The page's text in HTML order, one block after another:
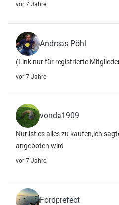
vor 7 Jahre
Andreas Pöhl
(Link nur für registrierte
vor 7 Jahre
vonda1909
Nur ist es alles zu kaufen,ich
angeboten wird
vor 7 Jahre
Fordprefect